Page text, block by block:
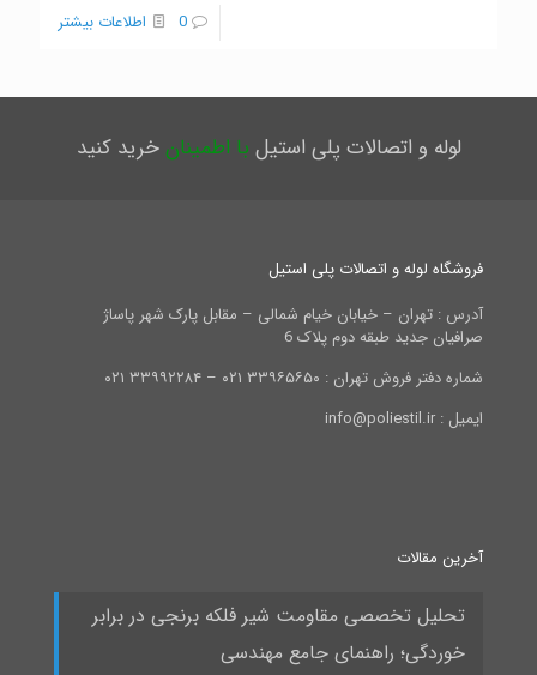
0 اطلاعات بیشتر
لوله و اتصالات پلی استیل با اطمینانخرید کنید
فروشگاه لوله و اتصالات پلی استیل
آدرس : تهران – خیابان خیام شمالی – مقابل پارک شهر پاساژ
صرافیان جدید طبقه دوم پلاک 6
شماره دفتر فروش تهران : ۳۳۹۶۵۶۵۰ ۰۲۱ – ۳۳۹۹۲۲۸۴ ۰۲۱
ایمیل : info@poliestil.ir
آخرین مقالات
تحلیل تخصصی مقاومت شیر فلکه برنجی در برابر
خوردگی؛ راهنمای جامع مهندسی